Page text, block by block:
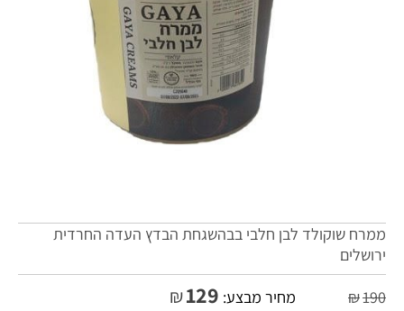
ממרח שוקולד לבן חלבי בבהשגחת הבדץ העדה החרדית
ירושלים
₪190 מחיר מבצע: ₪129